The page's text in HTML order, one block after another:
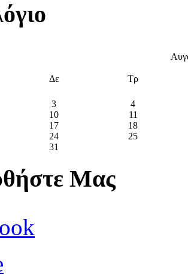
Δε Τρ
3
4
10
11
17
18
24
25
31
Μας